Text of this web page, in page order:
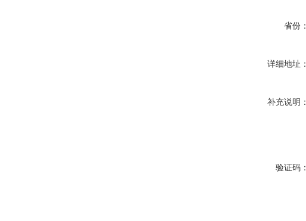
省份：
详细地址：
补充说明：
验证码：